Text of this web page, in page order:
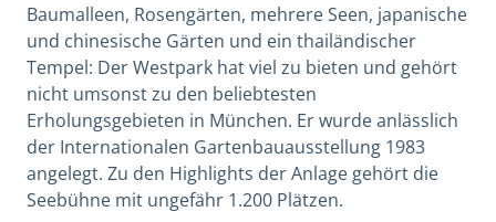
Baumalleen, Rosengärten, mehrere Seen, japanische
und chinesische Gärten und ein thailändischer
Tempel: Der Westpark hat viel zu bieten und gehört
nicht umsonst zu den beliebtesten
Erholungsgebieten in München. Er wurde anlässlich
der Internationalen Gartenbauausstellung 1983
angelegt. Zu den Highlights der Anlage gehört die
Seebühne mit ungefähr 1.200 Plätzen.